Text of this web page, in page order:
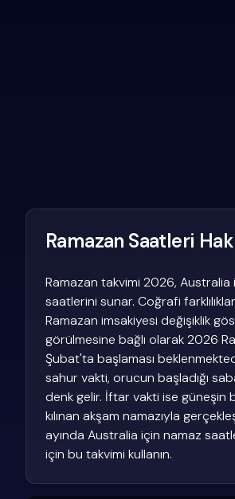
Ramazan Saatleri
Ramazan takvimi 2026,
saatlerini sunar. Coğrafi
Ramazan imsakiyesi değişiklik
görülmesine bağlı olarak 2026
Şubat'ta başlaması
sahur vakti, orucun başladığı
denk gelir. İftar vakti ise güneşin
kılınan akşam namazıyla
ayında Australia için namaz
için bu takvimi kullanın.